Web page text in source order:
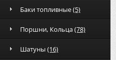
Баки топливные(5)
Поршни, Кольца(78)
Шатуны (16)